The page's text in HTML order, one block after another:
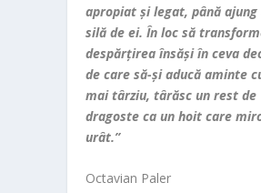
apropiat şi legat, până
silă de ei. În loc să
despărţirea însăşi în ceva
de care să-şi aducă aminte
mai târziu, târăsc un rest de
dragoste ca un hoit care
urât.”
Octavian Paler